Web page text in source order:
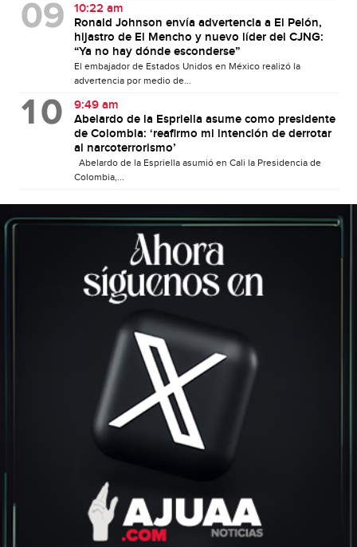
10:22 am
Ronald Johnson envía advertencia a El Pelón,
hijastro de El Mencho y nuevo líder del CJNG:
“Ya no hay dónde esconderse”
El embajador de Estados Unidos en México realizó la
advertencia por medio de...
9:49 am
Abelardo de la Espriella asume como presidente
de Colombia: ‘reafirmo mi intención de derrotar
al narcoterrorismo’
Abelardo de la Espriella asumió en Cali la Presidencia de
Colombia,...